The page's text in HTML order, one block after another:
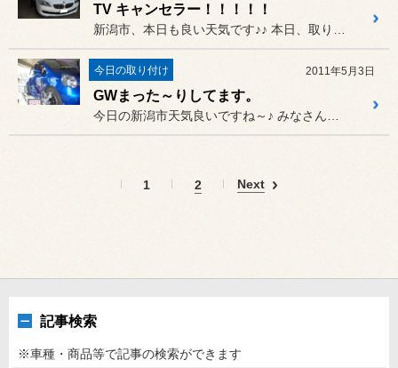
TV キャンセラー！！！！！
今日の取り付け 2011年5月3日
GWまった～りしてます。
1 2 Next
記事検索
※車種・商品等で記事の検索ができます